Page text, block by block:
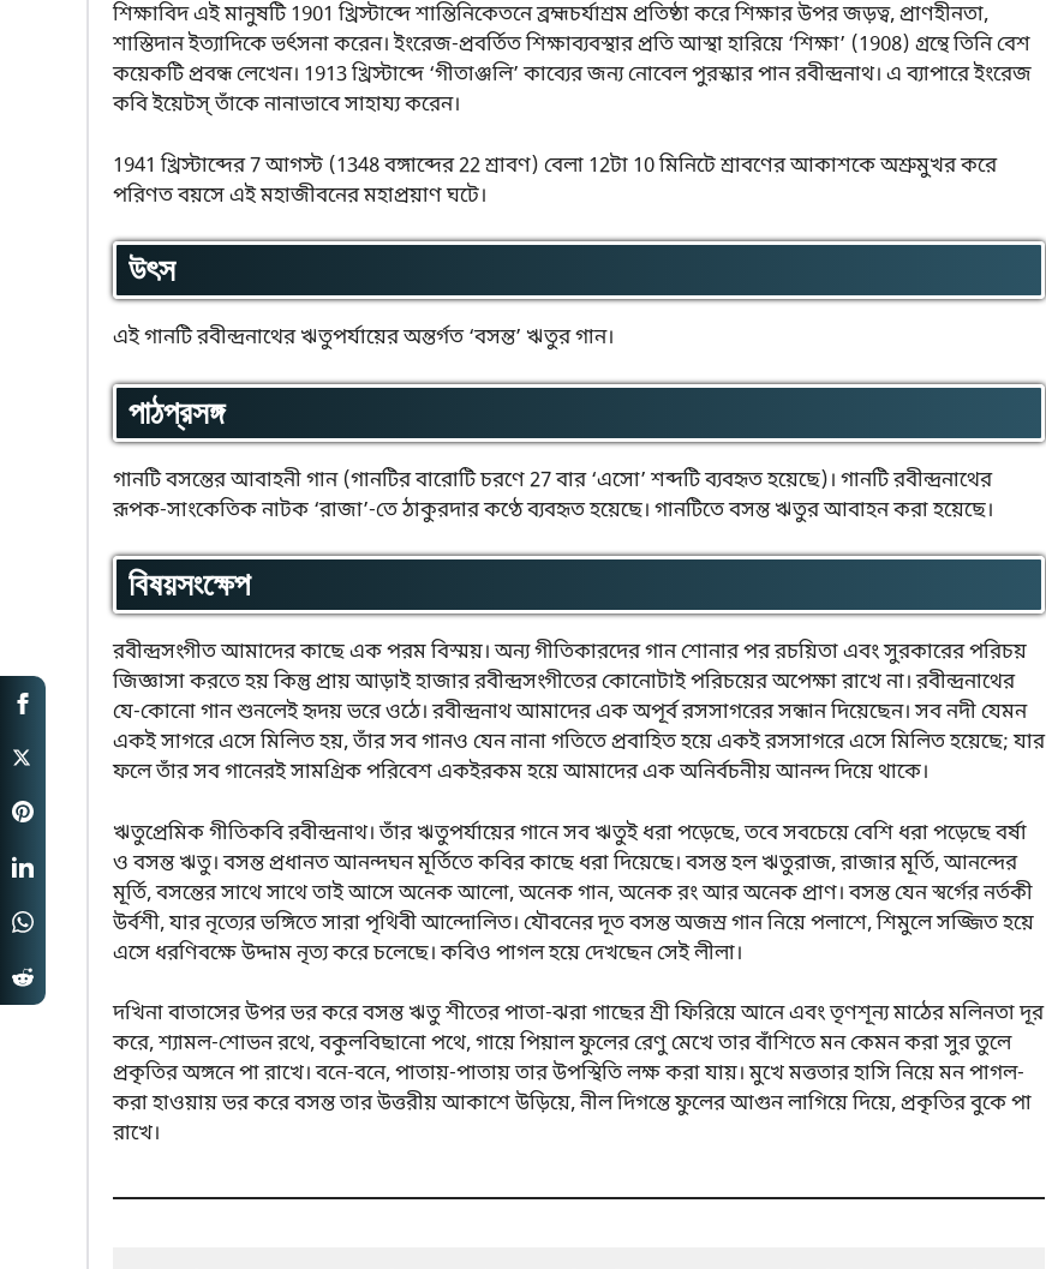
শিক্ষাবিদ এই মানুষটি 1901 খ্রিস্টাব্দে শান্তিনিকেতনে ব্রহ্মচর্যাশ্রম প্রতিষ্ঠা করে শিক্ষার উপর জড়ত্ব, প্রাণহীনতা,
শাস্তিদান ইত্যাদিকে ভর্ৎসনা করেন। ইংরেজ-প্রবর্তিত শিক্ষাব্যবস্থার প্রতি আস্থা হারিয়ে ‘শিক্ষা’ (1908) গ্রন্থে তিনি বেশ
কয়েকটি প্রবন্ধ লেখেন। 1913 খ্রিস্টাব্দে ‘গীতাঞ্জলি’ কাব্যের জন্য নোবেল পুরস্কার পান রবীন্দ্রনাথ। এ ব্যাপারে ইংরেজ
কবি ইয়েটস্ তাঁকে নানাভাবে সাহায্য করেন।
1941 খ্রিস্টাব্দের 7 আগস্ট (1348 বঙ্গাব্দের 22 শ্রাবণ) বেলা 12টা 10 মিনিটে শ্রাবণের আকাশকে অশ্রুমুখর করে
পরিণত বয়সে এই মহাজীবনের মহাপ্রয়াণ ঘটে।
উৎস
এই গানটি রবীন্দ্রনাথের ঋতুপর্যায়ের অন্তর্গত ‘বসন্ত’ ঋতুর গান।
পাঠপ্রসঙ্গ
গানটি বসন্তের আবাহনী গান (গানটির বারোটি চরণে 27 বার ‘এসো’ শব্দটি ব্যবহৃত হয়েছে)। গানটি রবীন্দ্রনাথের
রূপক-সাংকেতিক নাটক ‘রাজা’-তে ঠাকুরদার কণ্ঠে ব্যবহৃত হয়েছে। গানটিতে বসন্ত ঋতুর আবাহন করা হয়েছে।
বিষয়সংক্ষেপ
রবীন্দ্রসংগীত আমাদের কাছে এক পরম বিস্ময়। অন্য গীতিকারদের গান শোনার পর রচয়িতা এবং সুরকারের পরিচয়
জিজ্ঞাসা করতে হয় কিন্তু প্রায় আড়াই হাজার রবীন্দ্রসংগীতের কোনোটাই পরিচয়ের অপেক্ষা রাখে না। রবীন্দ্রনাথের
যে-কোনো গান শুনলেই হৃদয় ভরে ওঠে। রবীন্দ্রনাথ আমাদের এক অপূর্ব রসসাগরের সন্ধান দিয়েছেন। সব নদী যেমন
একই সাগরে এসে মিলিত হয়, তাঁর সব গানও যেন নানা গতিতে প্রবাহিত হয়ে একই রসসাগরে এসে মিলিত হয়েছে; যার
ফলে তাঁর সব গানেরই সামগ্রিক পরিবেশ একইরকম হয়ে আমাদের এক অনির্বচনীয় আনন্দ দিয়ে থাকে।
ঋতুপ্রেমিক গীতিকবি রবীন্দ্রনাথ। তাঁর ঋতুপর্যায়ের গানে সব ঋতুই ধরা পড়েছে, তবে সবচেয়ে বেশি ধরা পড়েছে বর্ষা
ও বসন্ত ঋতু। বসন্ত প্রধানত আনন্দঘন মূর্তিতে কবির কাছে ধরা দিয়েছে। বসন্ত হল ঋতুরাজ, রাজার মূর্তি, আনন্দের
মূর্তি, বসন্তের সাথে সাথে তাই আসে অনেক আলো, অনেক গান, অনেক রং আর অনেক প্রাণ। বসন্ত যেন স্বর্গের নর্তকী
উর্বশী, যার নৃত্যের ভঙ্গিতে সারা পৃথিবী আন্দোলিত। যৌবনের দূত বসন্ত অজস্র গান নিয়ে পলাশে, শিমুলে সজ্জিত হয়ে
এসে ধরণিবক্ষে উদ্দাম নৃত্য করে চলেছে। কবিও পাগল হয়ে দেখছেন সেই লীলা।
দখিনা বাতাসের উপর ভর করে বসন্ত ঋতু শীতের পাতা-ঝরা গাছের শ্রী ফিরিয়ে আনে এবং তৃণশূন্য মাঠের মলিনতা দূর
করে, শ্যামল-শোভন রথে, বকুলবিছানো পথে, গায়ে পিয়াল ফুলের রেণু মেখে তার বাঁশিতে মন কেমন করা সুর তুলে
প্রকৃতির অঙ্গনে পা রাখে। বনে-বনে, পাতায়-পাতায় তার উপস্থিতি লক্ষ করা যায়। মুখে মত্ততার হাসি নিয়ে মন পাগল-
করা হাওয়ায় ভর করে বসন্ত তার উত্তরীয় আকাশে উড়িয়ে, নীল দিগন্তে ফুলের আগুন লাগিয়ে দিয়ে, প্রকৃতির বুকে পা
রাখে।